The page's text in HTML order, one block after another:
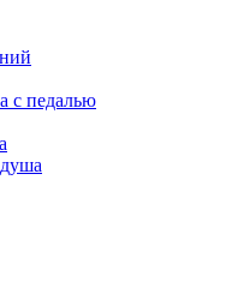
с педалью